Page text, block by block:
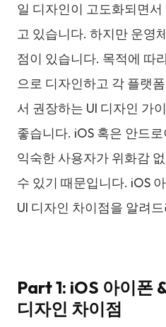
일 디자인이 고도화되면
고 있습니다. 하지만 운영
점이 있습니다. 목적에 따
으로 디자인하고 각 플랫
서 권장하는 UI 디자인 가
좋습니다. iOS 혹은 안드
익숙한 사용자가 위화감
수 있기 때문입니다. iOS
UI 디자인 차이점을 알려
Part 1: iOS 아이폰
디자인 차이점